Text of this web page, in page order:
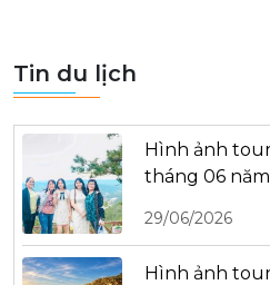
Tin du lịch
Hình ảnh
tháng 06
29/06/2026
Hình ảnh